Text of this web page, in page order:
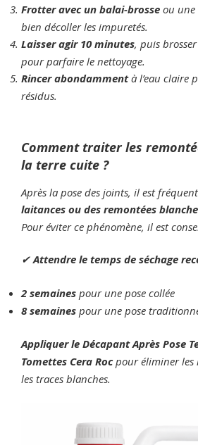
Frotter avec un balai-brosse ou une
bien décoller les impuretés.
Laisser agir 10 minutes, puis
pour parfaire le nettoyage.
Rincer abondammentà l’eau claire
résidus.
Comment traiter les
la terre cuite ?
Après la pose des joints, il est
laitances ou des remontées
Pour éviter ce phénomène, il est
✔Attendre le temps de séchage
2 semaines pour une pose collée
8 semaines pour une pose
Appliquer le Décapant Après Pose
Tomettes Cera Rocpour éliminer les
les traces blanches.